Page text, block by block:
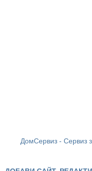
ДомСервиз - Сервиз